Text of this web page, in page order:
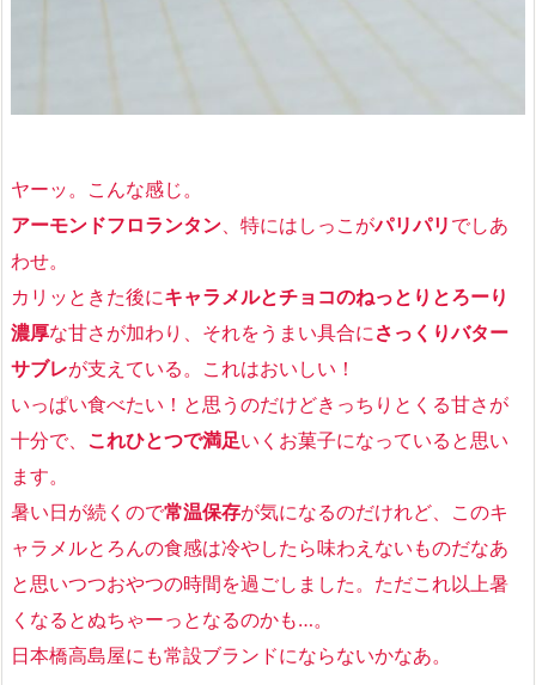
ヤーッ。こんな感じ。
アーモンドフロランタン 、特にはしっこがパリパリ でしあ
わせ。
カリッときた後にキャラメルとチョコのねっとりとろーり
濃厚な甘さが加わり、それをうまい具合に さっくりバター
サブレが支えている。これはおいしい！
いっぱい食べたい！と思うのだけどきっちりとくる甘さが
十分で、 これひとつで満足いくお菓子になっていると思い
ます。
暑い日が続くので常温保存が気になるのだけれど、このキ
ャラメルとろんの食感は冷やしたら味わえないものだなあ
と思いつつおやつの時間を過ごしました。ただこれ以上暑
くなるとぬちゃーっとなるのかも…。
日本橋高島屋にも常設ブランドにならないかなあ。